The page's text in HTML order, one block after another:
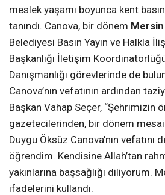
meslek yaşamı boyunca kent
tanındı. Canova, bir dönem Mersin
Belediyesi Basın Yayın ve Halkla
Başkanlığı İletişim
Danışmanlığı görevlerinde de
Canova’nın vefatının ardından
Başkan Vahap Seçer, “Şehrimizin
gazetecilerinden, bir dönem mesai
Duygu Öksüz Canova’nın vefatını
öğrendim. Kendisine Allah’tan
yakınlarına başsağlığı diliyorum.
ifadelerini kullandı.